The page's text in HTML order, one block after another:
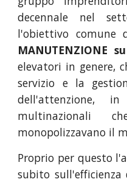
decennale nel
l'obiettivo comune
MANUTENZIONE
elevatori in genere,
servizio e la
dell'attenzione,
multinazionali
monopolizzavano il
Proprio per questo
subito